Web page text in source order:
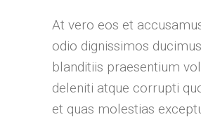
At vero eos et
odio dignissimos
blanditiis praesentium
deleniti atque corrupti
et quas molestias